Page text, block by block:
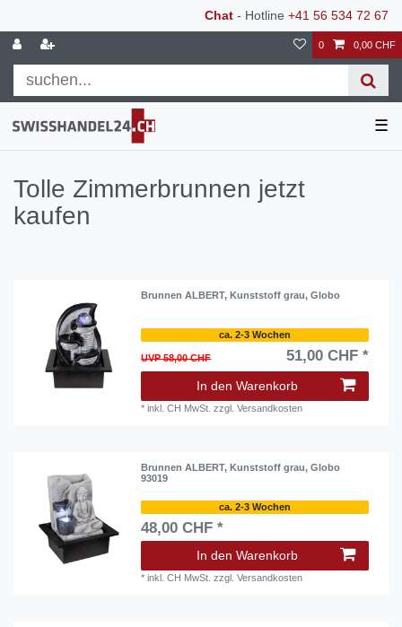
Chat - Hotline +41 56 534 72 67
0 0,00 CHF
☰
Tolle Zimmerbrunnen jetzt
kaufen
Brunnen ALBERT, Kunststoff grau, Globo
ca. 2-3 Wochen
UVP 58,00 CHF 51,00 CHF *
In den Warenkorb
*inkl. CH MwSt. zzgl.Versandkosten
Brunnen ALBERT, Kunststoff grau, Globo
93019
ca. 2-3 Wochen
48,00 CHF *
In den Warenkorb
*inkl. CH MwSt. zzgl.Versandkosten